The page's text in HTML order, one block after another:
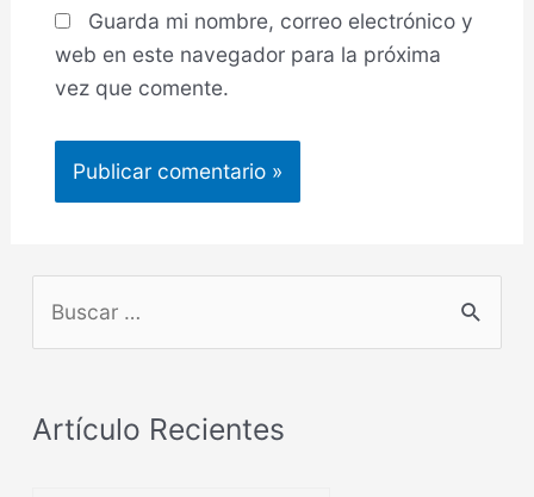
Guarda mi nombre, correo electrónico y
web en este navegador para la próxima
vez que comente.
Artículo Recientes